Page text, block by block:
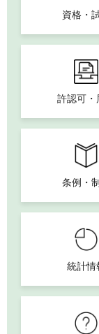
資格・
許認可・
条例・
統計情